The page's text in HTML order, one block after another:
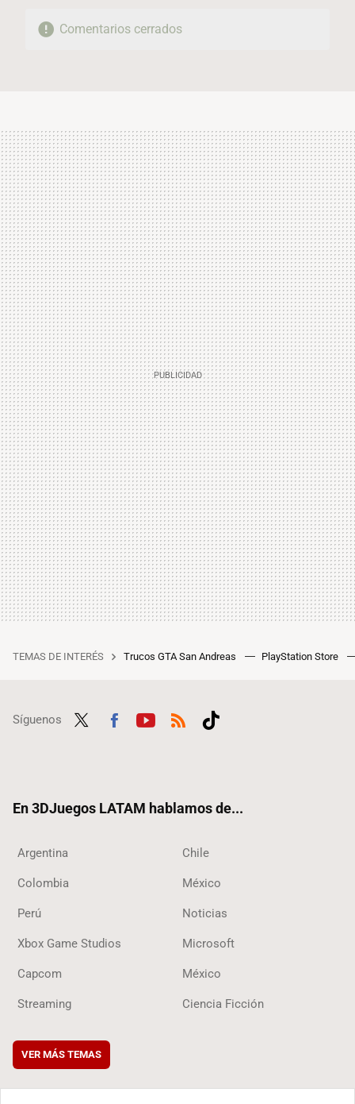
Comentarios cerrados
TEMAS DE INTERÉS Trucos GTA San Andreas PlayStation Store
Síguenos
En 3DJuegos LATAM hablamos de...
Argentina Chile
Colombia México
Perú Noticias
Xbox Game Studios Microsoft
Capcom México
Streaming Ciencia Ficción
VER MÁS TEMAS